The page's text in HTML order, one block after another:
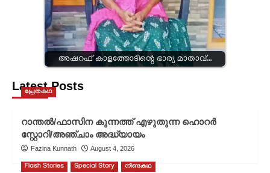
അഷറഫ് കാളത്തോടിന്റെ ഭാര്യ മാതാവ്…
Latest Posts
പ്രേതകഥ
റാന്തൽ/ഫാസിന കുന്നത്ത് എഴുതുന്ന ഹൊറർ
സ്റ്റോറി/അഞ്ചാം അദ്ധ്യായം
Fazina Kunnath August 4, 2026
Flash Stories Special Story നീണ്ടകഥ